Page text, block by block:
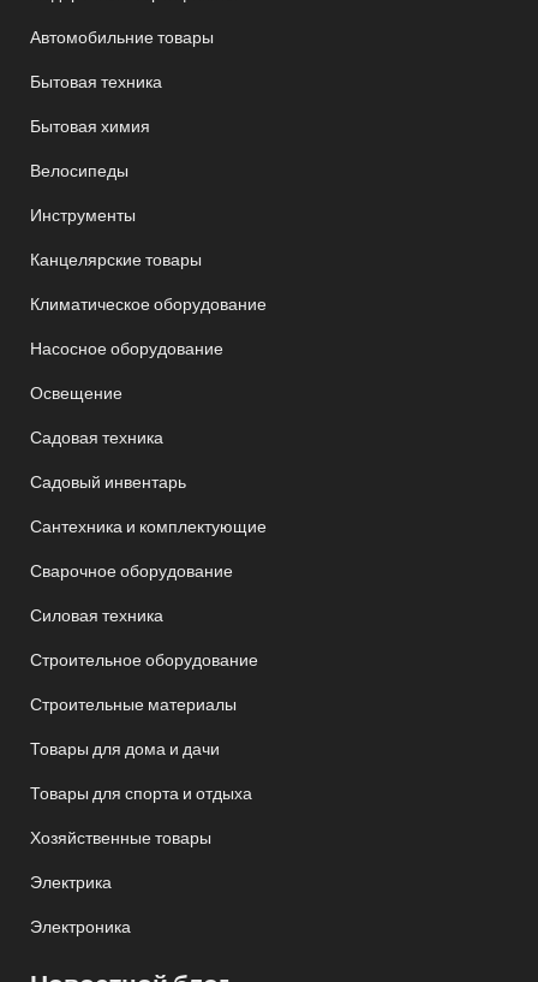
Автомобильние товары
Бытовая техника
Бытовая химия
Велосипеды
Инструменты
Канцелярские товары
Климатическое оборудование
Насосное оборудование
Освещение
Садовая техника
Садовый инвентарь
Сантехника и комплектующие
Сварочное оборудование
Силовая техника
Строительное оборудование
Строительные материалы
Товары для дома и дачи
Товары для спорта и отдыха
Хозяйственные товары
Электрика
Электроника